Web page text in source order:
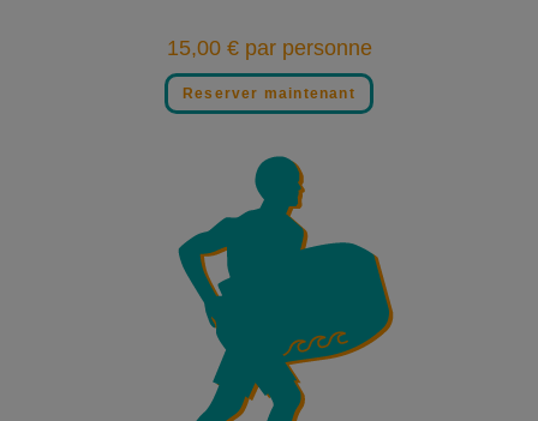
15,00 € par personne
Reserver maintenant